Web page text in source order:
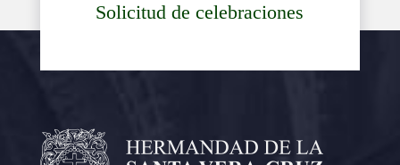
Solicitud de celebraciones